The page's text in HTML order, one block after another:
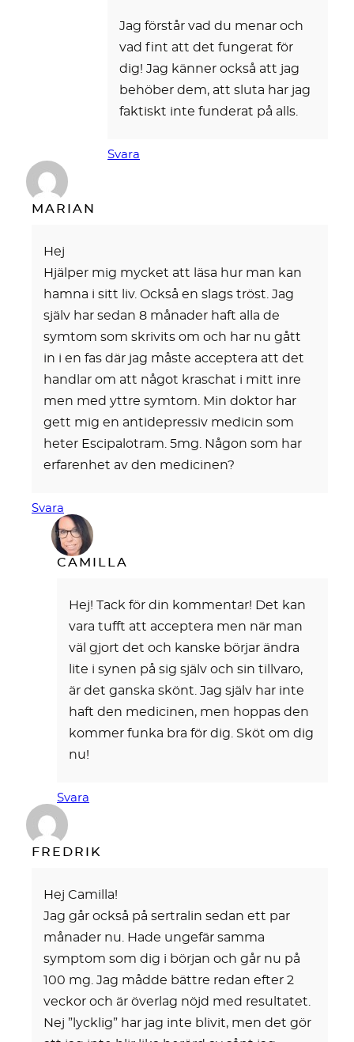
Jag förstår vad du menar och
vad fint att det fungerat för
dig! Jag känner också att jag
behöber dem, att sluta har jag
faktiskt inte funderat på alls.
Svara
MARIAN
Hej
Hjälper mig mycket att läsa hur man kan
hamna i sitt liv. Också en slags tröst. Jag
själv har sedan 8 månader haft alla de
symtom som skrivits om och har nu gått
in i en fas där jag måste acceptera att det
handlar om att något kraschat i mitt inre
men med yttre symtom. Min doktor har
gett mig en antidepressiv medicin som
heter Escipalotram. 5mg. Någon som har
erfarenhet av den medicinen?
Svara
CAMILLA
Hej! Tack för din kommentar! Det kan
vara tufft att acceptera men när man
väl gjort det och kanske börjar ändra
lite i synen på sig själv och sin tillvaro,
är det ganska skönt. Jag själv har inte
haft den medicinen, men hoppas den
kommer funka bra för dig. Sköt om dig
nu!
Svara
FREDRIK
Hej Camilla!
Jag går också på sertralin sedan ett par
månader nu. Hade ungefär samma
symptom som dig i början och går nu på
100 mg. Jag mådde bättre redan efter 2
veckor och är överlag nöjd med resultatet.
Nej ”lycklig” har jag inte blivit, men det gör